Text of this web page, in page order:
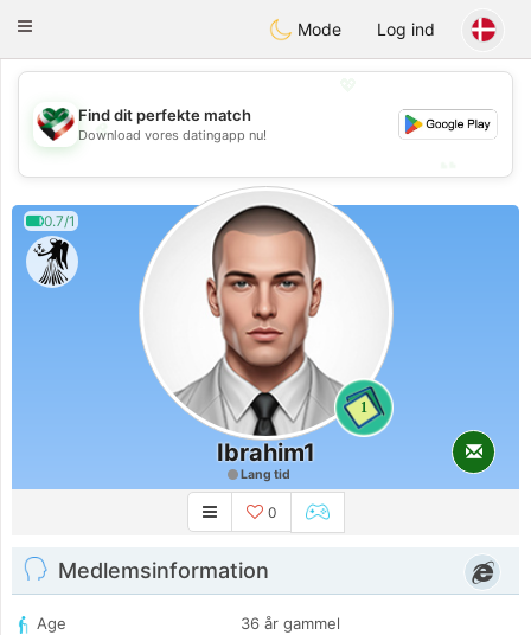
Kuwait Chat
Toggle
Mode Log ind
💖
💕
Find dit perfekte match
Download vores datingapp nu!
0.7/1
1
Ibrahim1
Lang tid
0
Medlemsinformation
Age
36 år gammel